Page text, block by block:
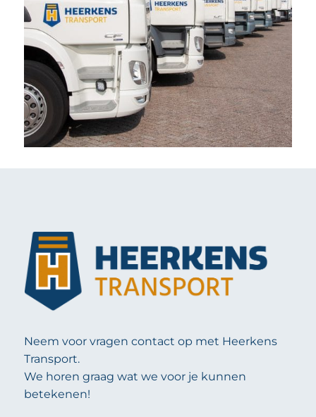
Neem voor vragen contact op met Heerkens
Transport.
We horen graag wat we voor je kunnen
betekenen!